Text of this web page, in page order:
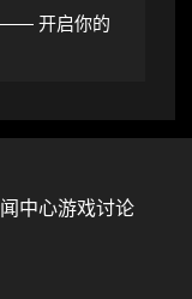
—— 开启你的
中心游戏讨论